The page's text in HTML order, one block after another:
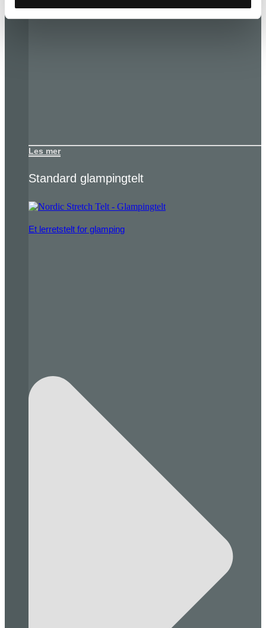
Les mer
Standard glampingtelt
Et lerretstelt for glamping